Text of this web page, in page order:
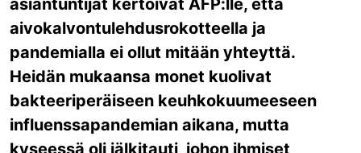
asiantuntijat kertoivat AFP:lle, että
aivokalvontulehdusrokotteella ja
pandemialla ei ollut mitään yhteyttä.
Heidän mukaansa monet kuolivat
bakteeriperäiseen keuhkokuumeeseen
influenssapandemian aikana, mutta
kyseessä oli jälkitauti, johon ihmiset